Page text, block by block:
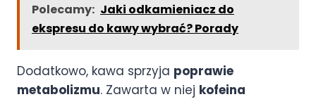
Polecamy: Jaki odkamieniacz do
ekspresu do kawy wybrać? Porady
Dodatkowo, kawa sprzyja poprawie
metabolizmu. Zawarta w niej kofeina